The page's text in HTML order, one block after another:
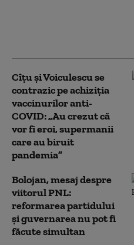
Cîțu și Voiculescu se
contrazic pe achiziția
vaccinurilor anti-
COVID: „Au crezut că
vor fi eroi, supermanii
care au biruit
pandemia”
Bolojan, mesaj despre
viitorul PNL:
reformarea partidului
și guvernarea nu pot fi
făcute simultan